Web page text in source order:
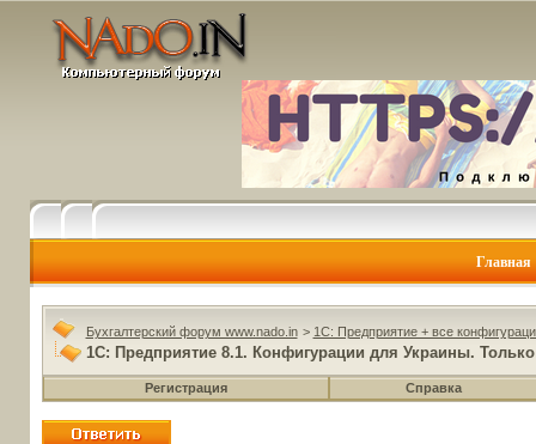
Главная
Бухгалтерский форум www.nado.in > 1C: Предприятие + все
1С: Предприятие 8.1. Конфигурации для Украины.
Регистрация Справка